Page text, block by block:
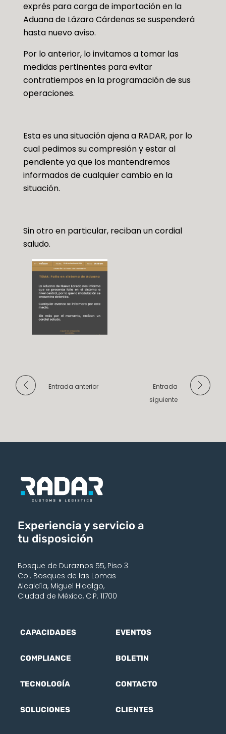
exprés para carga de importación en la
Aduana de Lázaro Cárdenas se suspenderá
hasta nuevo aviso.
Por lo anterior, lo invitamos a tomar las
medidas pertinentes para evitar
contratiempos en la programación de sus
operaciones.
Esta es una situación ajena a RADAR, por lo
cual pedimos su compresión y estar al
pendiente ya que los mantendremos
informados de cualquier cambio en la
situación.
Sin otro en particular, reciban un cordial
saludo.
Entrada anterior
Entrada
siguiente
Experiencia y servicio a
tu disposición
Bosque de Duraznos 55, Piso 3
Col. Bosques de las Lomas
Alcaldía, Miguel Hidalgo,
Ciudad de México, C.P. 11700
CAPACIDADES
COMPLIANCE
TECNOLOGÍA
SOLUCIONES
EVENTOS
BOLETIN
CONTACTO
CLIENTES